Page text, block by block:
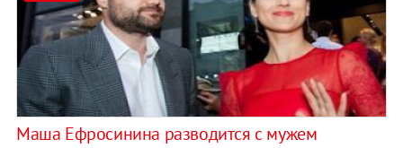
Маша Ефросинина разводится с мужем